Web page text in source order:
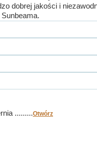
dobrej jakości i
.........Otwórz